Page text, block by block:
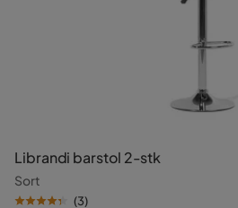
Librandi barstol 2-stk
Sort
(3)